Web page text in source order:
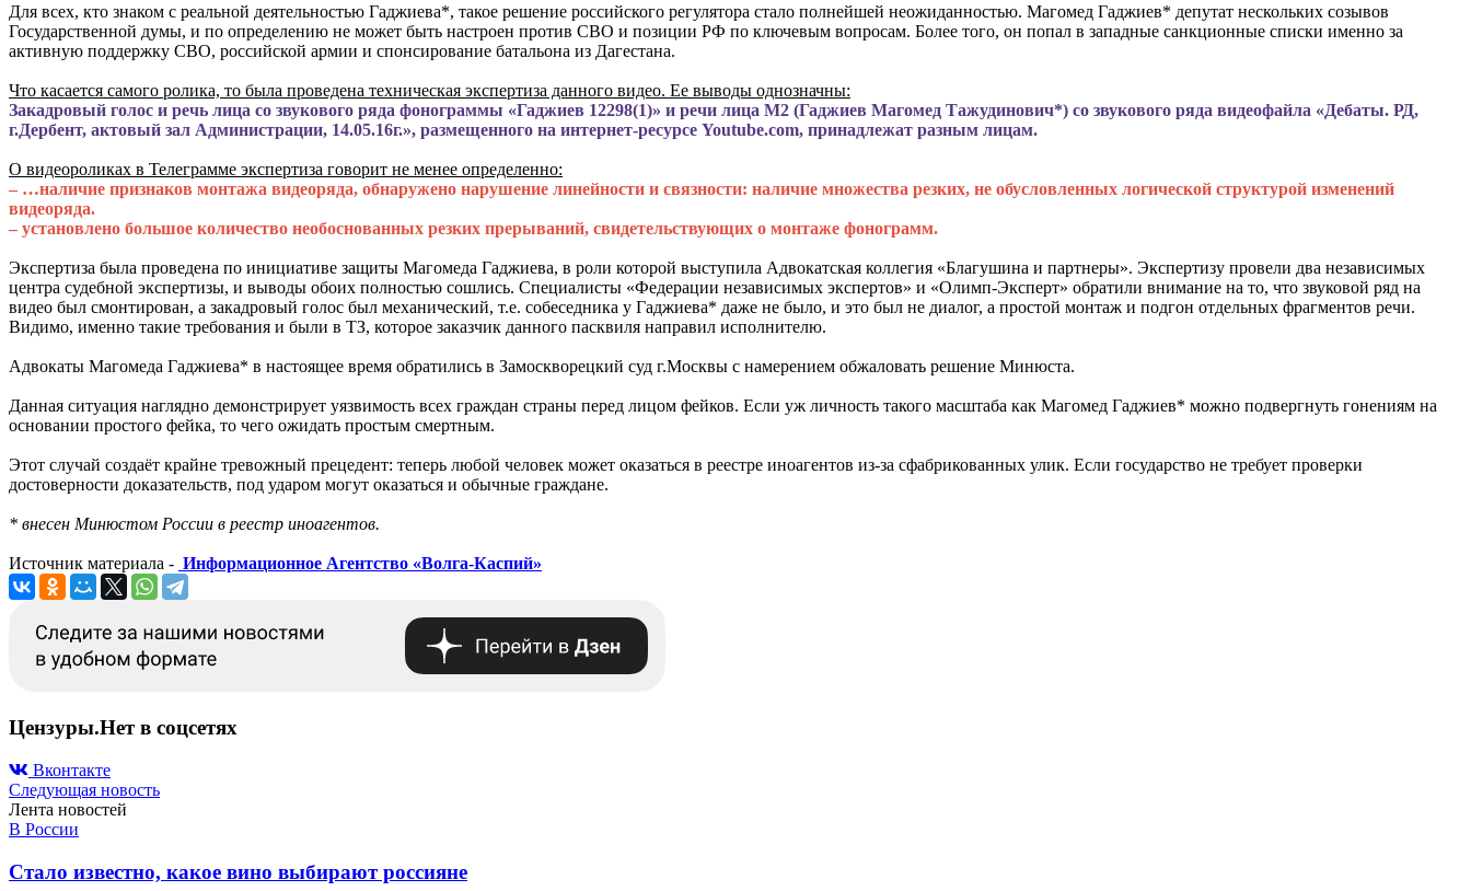
Для всех, кто знаком с реальной деятельностью Гаджиева*, такое решение российского регулятора стало полнейшей неожиданностью. Магомед Гаджиев* депутат нескольких созывов
Государственной думы, и по определению не может быть настроен против СВО и позиции РФ по ключевым вопросам. Более того, он попал в западные санкционные списки именно за
активную поддержку СВО, российской армии и спонсирование батальона из Дагестана.
Что касается самого ролика, то была проведена техническая экспертиза данного видео. Ее выводы однозначны:
Закадровый голос и речь лица со звукового ряда фонограммы «Гаджиев 12298(1)» и речи лица М2 (Гаджиев Магомед Тажудинович*) со звукового ряда видеофайла «Дебаты. РД,
г.Дербент, актовый зал Администрации, 14.05.16г.», размещенного на интернет-ресурсе Youtube.com, принадлежат разным лицам.
О видеороликах в Телеграмме экспертиза говорит не менее определенно:
– …наличие признаков монтажа видеоряда, обнаружено нарушение линейности и связности: наличие множества резких, не обусловленных логической структурой изменений
видеоряда.
– установлено большое количество необоснованных резких прерываний, свидетельствующих о монтаже фонограмм.
Экспертиза была проведена по инициативе защиты Магомеда Гаджиева, в роли которой выступила Адвокатская коллегия «Благушина и партнеры». Экспертизу провели два независимых
центра судебной экспертизы, и выводы обоих полностью сошлись. Специалисты «Федерации независимых экспертов» и «Олимп-Эксперт» обратили внимание на то, что звуковой ряд на
видео был смонтирован, а закадровый голос был механический, т.е. собеседника у Гаджиева* даже не было, и это был не диалог, а простой монтаж и подгон отдельных фрагментов речи.
Видимо, именно такие требования и были в ТЗ, которое заказчик данного пасквиля направил исполнителю.
Адвокаты Магомеда Гаджиева* в настоящее время обратились в Замоскворецкий суд г.Москвы с намерением обжаловать решение Минюста.
Данная ситуация наглядно демонстрирует уязвимость всех граждан страны перед лицом фейков. Если уж личность такого масштаба как Магомед Гаджиев* можно подвергнуть гонениям на
основании простого фейка, то чего ожидать простым смертным.
Этот случай создаёт крайне тревожный прецедент: теперь любой человек может оказаться в реестре иноагентов из-за сфабрикованных улик. Если государство не требует проверки
достоверности доказательств, под ударом могут оказаться и обычные граждане.
* внесен Минюстом России в реестр иноагентов.
Источник материала - Информационное Агентство «Волга‑Каспий»
Цензуры.Нет в соцсетях
Вконтакте
Следующая новость
Лента новостей
В России
Стало известно, какое вино выбирают россияне